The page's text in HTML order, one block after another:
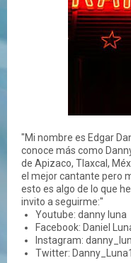
"Mi nombre es Edgar
conoce más como
de Apizaco, Tlaxcal,
el mejor cantante pero
esto es algo de lo que
invito a seguirme:"
Youtube: danny luna
Facebook: Daniel
Instagram:
Twitter: